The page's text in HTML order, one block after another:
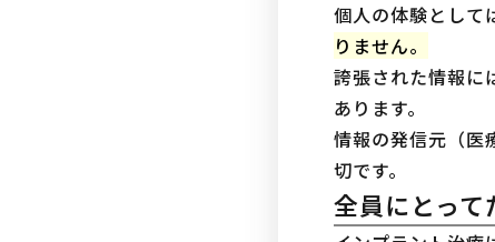
個人の体験として
りません。
誇張された情報に
あります。
情報の発信元（医
切です。
全員にとっ